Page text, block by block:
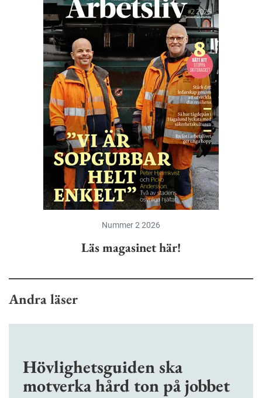
Nummer 2 2026
Läs magasinet här!
Andra läser
Hövlighetsguiden ska
motverka hård ton på jobbet